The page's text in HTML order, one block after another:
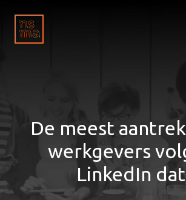
De meest
werkgevers
LinkedIn